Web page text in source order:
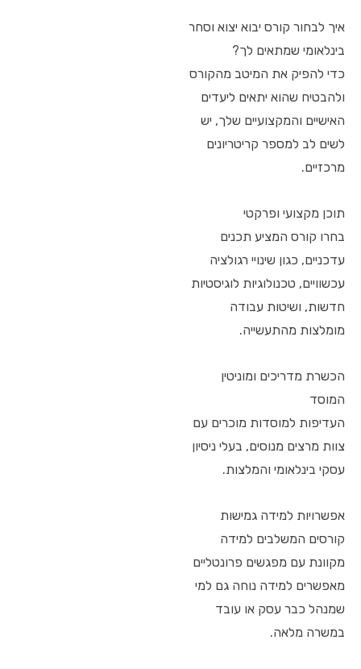
איך לבחור קורס יבוא יצוא וסחר
בינלאומי שמתאים לך?
כדי להפיק את המיטב מהקורס
ולהבטיח שהוא יתאים ליעדים
האישיים והמקצועיים שלך, יש
לשים לב למספר קריטריונים
מרכזיים.
תוכן מקצועי ופרקטי
בחרו קורס המציע תכנים
עדכניים, כגון שינויי רגולציה
עכשוויים, טכנולוגיות לוגיסטיות
חדשות, ושיטות עבודה
מומלצות מהתעשייה.
הכשרת מדריכים ומוניטין
המוסד
העדיפות למוסדות מוכרים עם
צוות מרצים מנוסים, בעלי ניסיון
עסקי בינלאומי והמלצות.
אפשרויות למידה גמישות
קורסים המשלבים למידה
מקוונת עם מפגשים פרונטליים
מאפשרים למידה נוחה גם למי
שמנהל כבר עסק או עובד
במשרה מלאה.